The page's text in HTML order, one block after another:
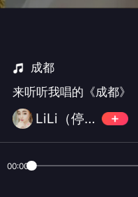
成都
来听听我唱的《成都》
LiLi（停更）
00:00